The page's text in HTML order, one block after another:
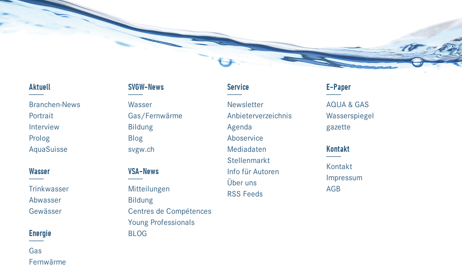
Aktuell
Branchen-News
Portrait
Interview
Prolog
AquaSuisse
Wasser
Trinkwasser
Abwasser
Gewässer
Energie
Gas
Fernwärme
SVGW-News
Wasser
Gas/Fernwärme
Bildung
Blog
svgw.ch
VSA-News
Mitteilungen
Bildung
Centres de Compétences
Young Professionals
BLOG
Service
Newsletter
Anbieterverzeichnis
Agenda
Aboservice
Mediadaten
Stellenmarkt
Info für Autoren
Über uns
RSS Feeds
E-Paper
AQUA & GAS
Wasserspiegel
gazette
Kontakt
Kontakt
Impressum
AGB